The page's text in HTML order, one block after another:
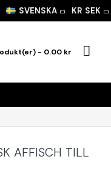
SVENSKA KR SEK
- 0.00 kr
AFFISCH TILL